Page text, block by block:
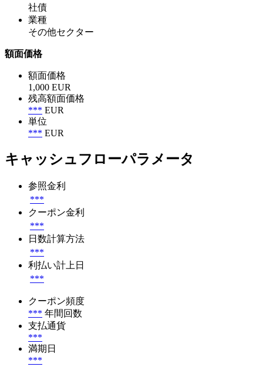
社債
業種
その他セクター
額面価格
額面価格
1,000 EUR
残高額面価格
*** EUR
単位
*** EUR
キャッシュフローパラメータ
参照金利
***
クーポン金利
***
日数計算方法
***
利払い計上日
***
クーポン頻度
*** 年間回数
支払通貨
***
満期日
***